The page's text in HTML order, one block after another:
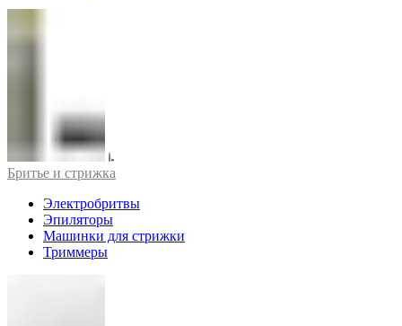
Бритье и стрижка
Электробритвы
Эпиляторы
Машинки для стрижки
Триммеры